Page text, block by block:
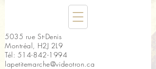
5035 rue St-Denis
Montréal, H2J 2L9
Tél: 514-842-1994
lapetitemarche@videotron.ca